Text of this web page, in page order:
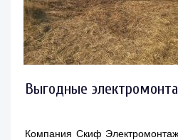
Выгодные
Компания Скиф